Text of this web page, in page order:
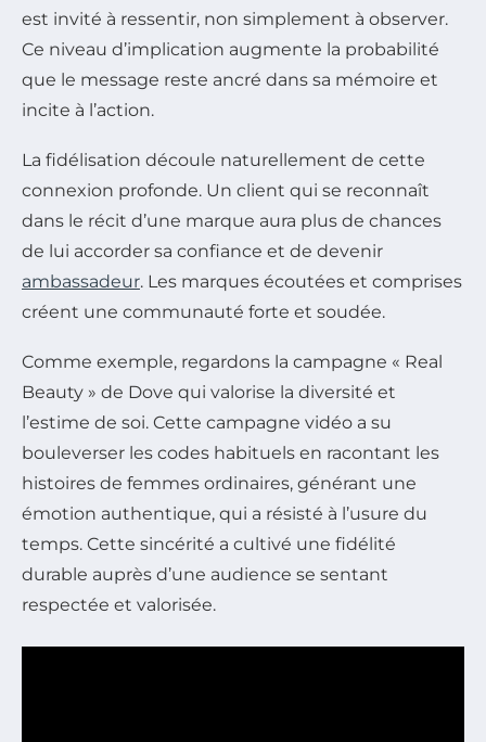
est invité à ressentir, non simplement à observer.
Ce niveau d’implication augmente la probabilité
que le message reste ancré dans sa mémoire et
incite à l’action.
La fidélisation découle naturellement de cette
connexion profonde. Un client qui se reconnaît
dans le récit d’une marque aura plus de chances
de lui accorder sa confiance et de devenir
ambassadeur. Les marques écoutées et comprises
créent une communauté forte et soudée.
Comme exemple, regardons la campagne « Real
Beauty » de Dove qui valorise la diversité et
l’estime de soi. Cette campagne vidéo a su
bouleverser les codes habituels en racontant les
histoires de femmes ordinaires, générant une
émotion authentique, qui a résisté à l’usure du
temps. Cette sincérité a cultivé une fidélité
durable auprès d’une audience se sentant
respectée et valorisée.